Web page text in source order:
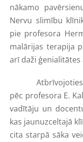
nākamo
Nervu slimību
pie profesora
malārijas terapija
arī daži ģenialitātes
Atbrīvojoties
pēc profesora E.
vadītāju un
kas jaunuzceltajā
cita starpā sāka